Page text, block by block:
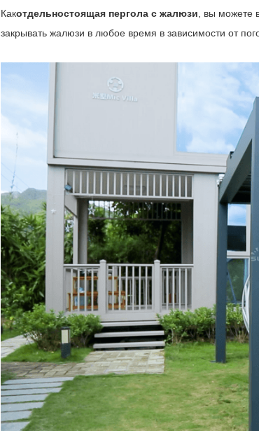
Какотдельностоящая пергола с жалюзи , вы можете
закрывать жалюзи в любое время в зависимости от